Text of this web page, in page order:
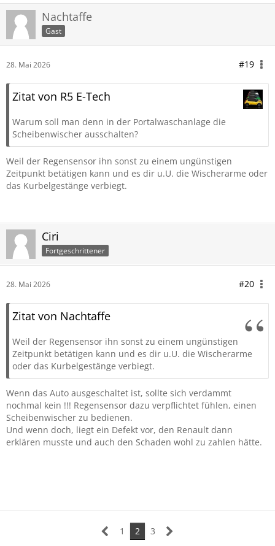
Nachtaffe
Gast
28. Mai 2026 #19
Zitat von R5 E-Tech
Warum soll man denn in der Portalwaschanlage die
Scheibenwischer ausschalten?
Weil der Regensensor ihn sonst zu einem ungünstigen
Zeitpunkt betätigen kann und es dir u.U. die Wischerarme oder
das Kurbelgestänge verbiegt.
Ciri
Fortgeschrittener
28. Mai 2026 #20
Zitat von Nachtaffe
Weil der Regensensor ihn sonst zu einem ungünstigen
Zeitpunkt betätigen kann und es dir u.U. die Wischerarme
oder das Kurbelgestänge verbiegt.
Wenn das Auto ausgeschaltet ist, sollte sich verdammt
nochmal kein !!! Regensensor dazu verpflichtet fühlen, einen
Scheibenwischer zu bedienen.
Und wenn doch, liegt ein Defekt vor, den Renault dann
erklären musste und auch den Schaden wohl zu zahlen hätte.
1 2 3